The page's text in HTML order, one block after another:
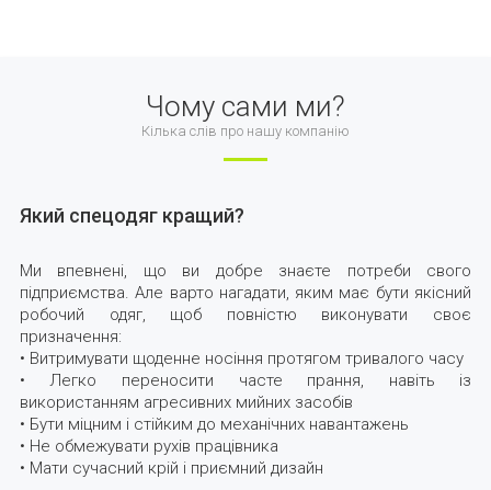
Чому сами ми?
Кілька слів про нашу компанію
Який спецодяг кращий?
Ми впевнені, що ви добре знаєте потреби свого
підприємства. Але варто нагадати, яким має бути якісний
робочий одяг, щоб повністю виконувати своє
призначення:
• Витримувати щоденне носіння протягом тривалого часу
• Легко переносити часте прання, навіть із
використанням агресивних мийних засобів
• Бути міцним і стійким до механічних навантажень
• Не обмежувати рухів працівника
• Мати сучасний крій і приємний дизайн